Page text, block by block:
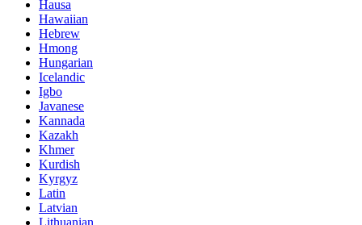
Hausa
Hawaiian
Hebrew
Hmong
Hungarian
Icelandic
Igbo
Javanese
Kannada
Kazakh
Khmer
Kurdish
Kyrgyz
Latin
Latvian
Lithuanian